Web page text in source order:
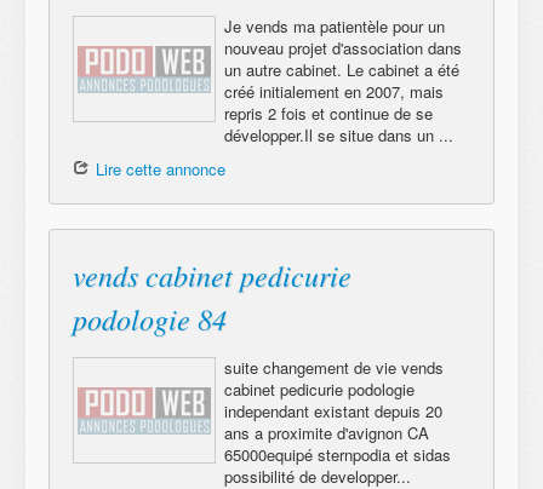
Je vends ma patientèle pour un
nouveau projet d'association dans
un autre cabinet. Le cabinet a été
créé initialement en 2007, mais
repris 2 fois et continue de se
développer.Il se situe dans un ...
Lire cette annonce
vends cabinet pedicurie
podologie 84
suite changement de vie vends
cabinet pedicurie podologie
independant existant depuis 20
ans a proximite d'avignon CA
65000equipé sternpodia et sidas
possibilité de developper...